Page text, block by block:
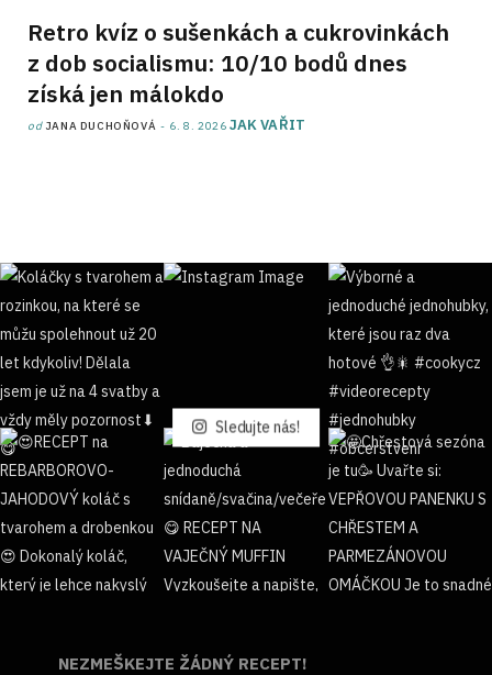
Retro kvíz o sušenkách a cukrovinkách
z dob socialismu: 10/10 bodů dnes
získá jen málokdo
od JANA DUCHOŇOVÁ 6. 8. 2026 JAK VAŘIT
Sledujte nás!
NEZMEŠKEJTE ŽÁDNÝ RECEPT!